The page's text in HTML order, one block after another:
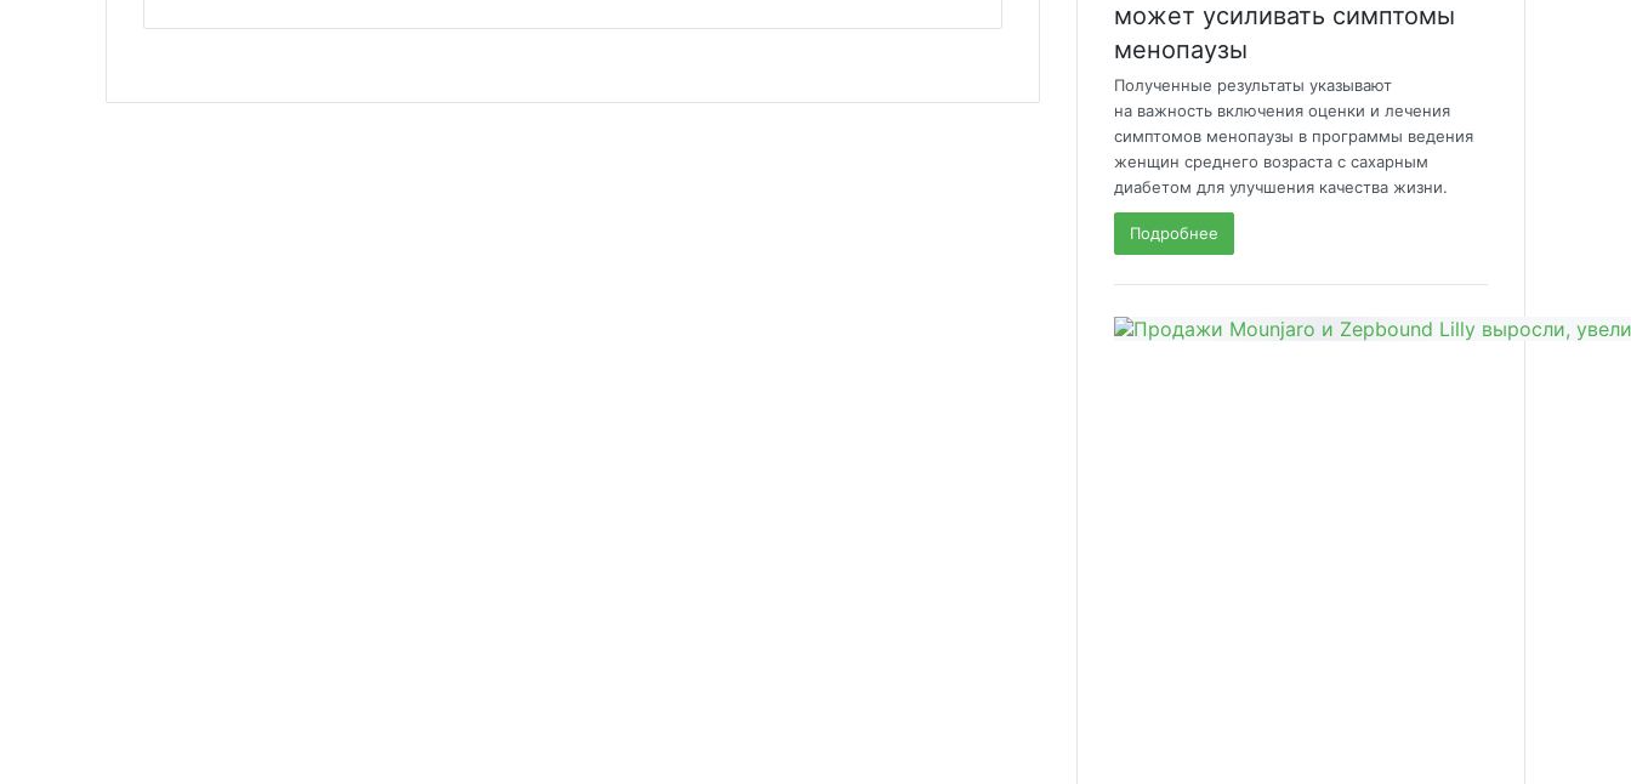
может усиливать симптомы
менопаузы
Полученные результаты указывают
на важность включения оценки и лечения
симптомов менопаузы в программы ведения
женщин среднего возраста с сахарным
диабетом для улучшения качества жизни.
Подробнее